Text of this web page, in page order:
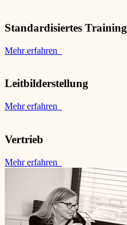
Standardisiertes Training
Mehr erfahren
Leitbilderstellung
Mehr erfahren
Vertrieb
Mehr erfahren